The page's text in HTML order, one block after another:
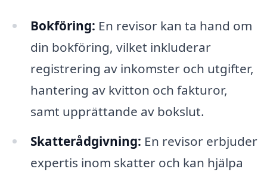
Bokföring: En revisor kan ta hand om
din bokföring, vilket inkluderar
registrering av inkomster och utgifter,
hantering av kvitton och fakturor,
samt upprättande av bokslut.
Skatterådgivning: En revisor erbjuder
expertis inom skatter och kan hjälpa